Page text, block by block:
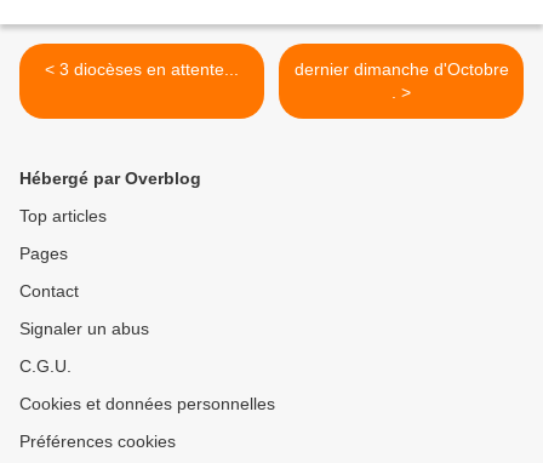
< 3 diocèses en attente...
dernier dimanche d'Octobre
. >
Hébergé par Overblog
Top articles
Pages
Contact
Signaler un abus
C.G.U.
Cookies et données personnelles
Préférences cookies